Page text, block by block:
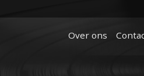
Over ons